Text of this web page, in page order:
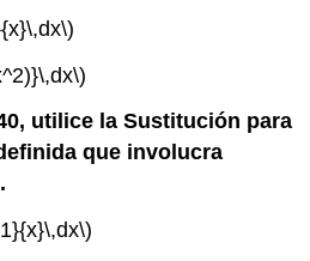
utilice la Sustitución para
que involucra